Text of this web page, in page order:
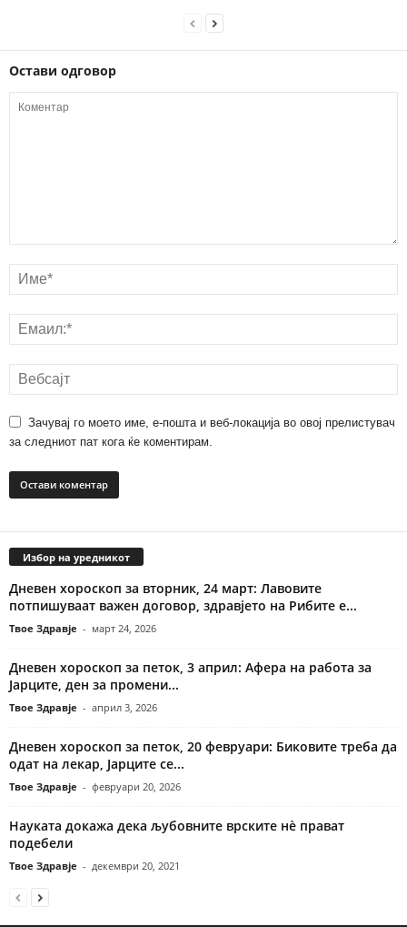
Остави одговор
Зачувај го моето име, е-пошта и веб-локација во овој прелистувач
за следниот пат кога ќе коментирам.
Избор на уредникот
Дневен хороскоп за вторник, 24 март: Лавовите
потпишуваат важен договор, здравјето на Рибите е...
Твое Здравје - март 24, 2026
Дневен хороскоп за петок, 3 април: Афера на работа за
Јарците, ден за промени...
Твое Здравје - април 3, 2026
Дневен хороскоп за петок, 20 февруари: Биковите треба да
одат на лекар, Јарците се...
Твое Здравје - февруари 20, 2026
Науката докажа дека љубовните врските нè прават
подебели
Твое Здравје - декември 20, 2021